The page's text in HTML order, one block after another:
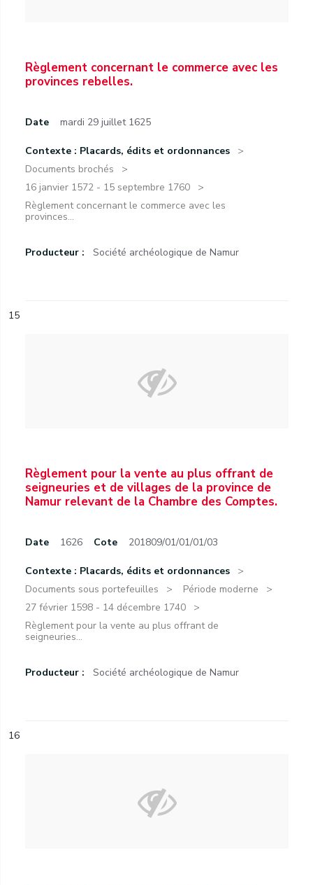
Règlement concernant le commerce avec les
provinces rebelles.
Date mardi 29 juillet 1625
Contexte : Placards, édits et ordonnances
Documents brochés
16 janvier 1572 - 15 septembre 1760
Règlement concernant le commerce avec les
provinces...
Producteur : Société archéologique de Namur
15
Règlement pour la vente au plus offrant de
seigneuries et de villages de la province de
Namur relevant de la Chambre des Comptes.
Date 1626 Cote 201809/01/01/01/03
Contexte : Placards, édits et ordonnances
Documents sous portefeuilles
Période moderne
27 février 1598 - 14 décembre 1740
Règlement pour la vente au plus offrant de
seigneuries...
Producteur : Société archéologique de Namur
16